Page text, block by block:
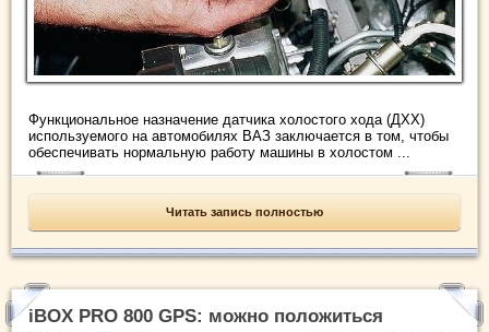
Функциональное назначение датчика холостого хода (ДХХ)
используемого на автомобилях ВАЗ заключается в том, чтобы
обеспечивать нормальную работу машины в холостом ...
Читать запись полностью
iBOX PRO 800 GPS: можно положиться